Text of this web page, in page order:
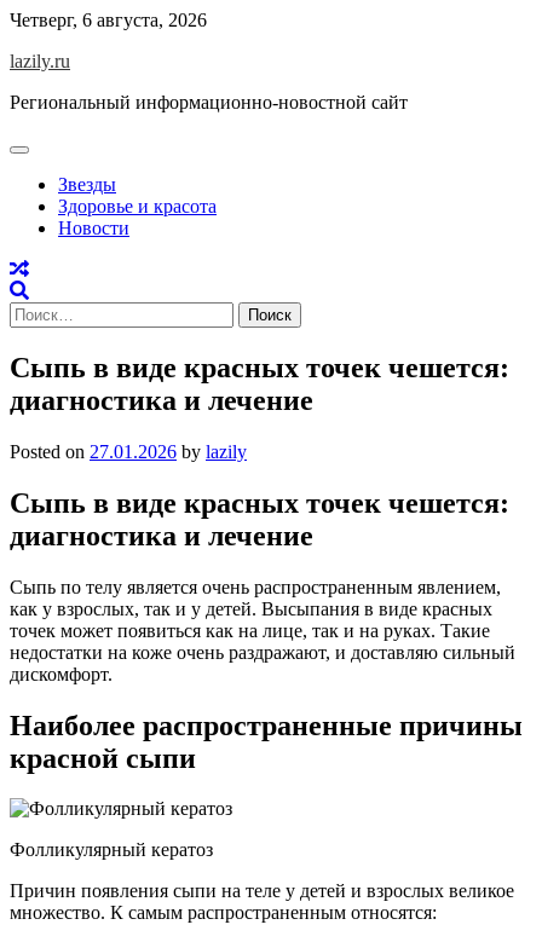
Skip
content
Четверг, 6 августа, 2026
lazily.ru
Региональный информационно-новостной сайт
Звезды
Здоровье и красота
Новости
Найти:
Сыпь в виде красных точек чешется:
диагностика и лечение
Posted on 27.01.2026 by lazily
Сыпь в виде красных точек чешется:
диагностика и лечение
Сыпь по телу является очень распространенным явлением,
как у взрослых, так и у детей. Высыпания в виде красных
точек может появиться как на лице, так и на руках. Такие
недостатки на коже очень раздражают, и доставляю сильный
дискомфорт.
Наиболее распространенные причины
красной сыпи
Фолликулярный кератоз
Причин появления сыпи на теле у детей и взрослых великое
множество. К самым распространенным относятся: